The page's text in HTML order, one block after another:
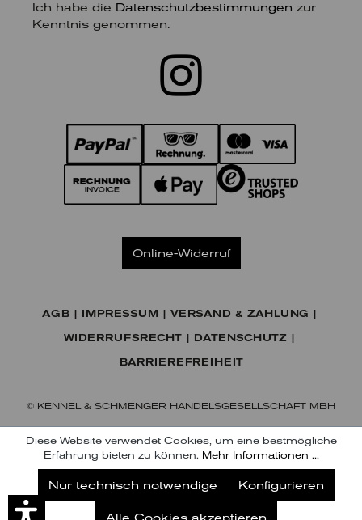
Ich habe die Datenschutzbestimmungen zur
Kenntnis genommen.
Online-Widerruf
AGB IMPRESSUM VERSAND & ZAHLUNG
WIDERRUFSRECHT DATENSCHUTZ
BARRIEREFREIHEIT
© KENNEL & SCHMENGER HANDELSGESELLSCHAFT MBH
Diese Website verwendet Cookies, um eine bestmögliche
Erfahrung bieten zu können. Mehr Informationen ...
Nur technisch notwendige Konfigurieren